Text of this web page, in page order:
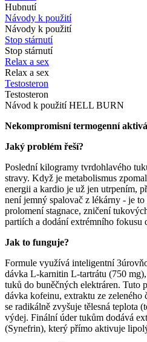
Hubnutí
Návody k použití
Návody k použití
Stop stárnutí
Stop stárnutí
Relax a sex
Relax a sex
Testosteron
Testosteron
Návod k použití HELL BURN
Nekompromisní termogenní
Jaký problém řeší?
Poslední kilogramy tvrdohlavého
stravy. Když je metabolismus
energii a kardio je už jen utrpením,
není jemný spalovač z lékárny - je
prolomení stagnace, zničení
partiích a dodání extrémního fokusu
Jak to funguje?
Formule využívá inteligentní
dávka L-karnitin L-tartrátu (750
tuků do buněčných elektráren. Tuto
dávka kofeinu, extraktu ze zeleného
se radikálně zvyšuje tělesná teplota
výdej. Finální úder tukům dodává
(Synefrin), který přímo aktivuje